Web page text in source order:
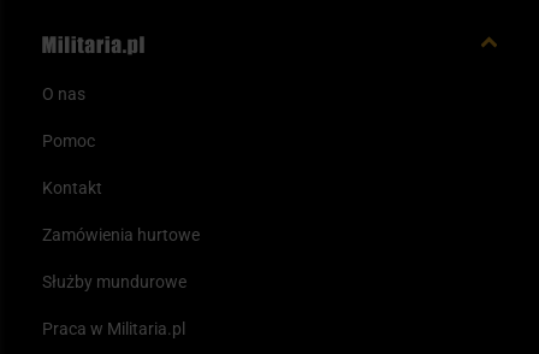
O nas
Pomoc
Kontakt
Zamówienia hurtowe
Służby mundurowe
Praca w Militaria.pl